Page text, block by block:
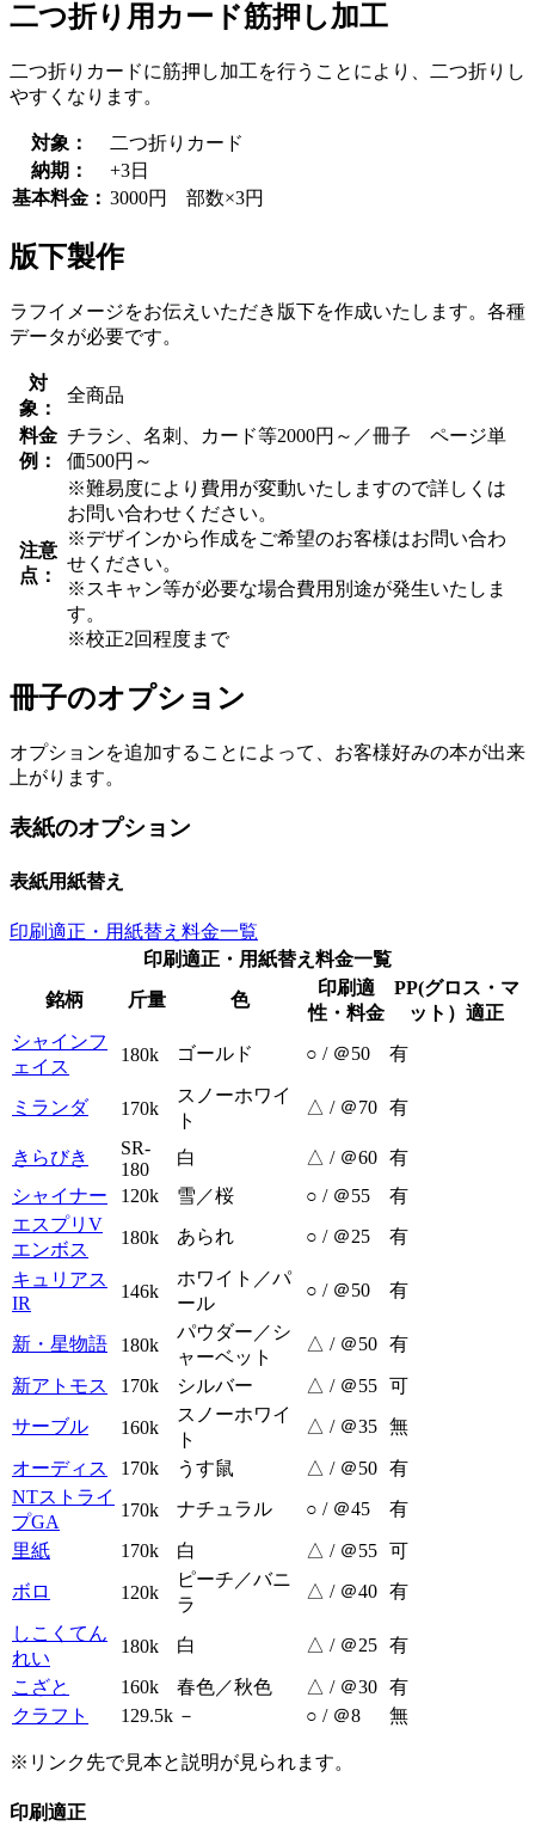
二つ折り用カード筋押し加工
二つ折りカードに筋押し加工を行うことにより、二つ折りし
やすくなります。
対象：
二つ折りカード
納期：
+3日
基本料金： 3000円 部数×3円
版下製作
ラフイメージをお伝えいただき版下を作成いたします。各種
データが必要です。
対
象：
全商品
料金
例：
チラシ、名刺、カード等2000円～／冊子 ページ単
価500円～
注意
点：
※難易度により費用が変動いたしますので詳しくは
お問い合わせください。
※デザインから作成をご希望のお客様はお問い合わ
せください。
※スキャン等が必要な場合費用別途が発生いたしま
す。
※校正2回程度まで
冊子のオプション
オプションを追加することによって、お客様好みの本が出来
上がります。
表紙のオプション
表紙用紙替え
印刷適正・用紙替え料金一覧
印刷適正・用紙替え料金一覧
銘柄
斤量 色
印刷適
性・料金
PP(グロス・マ
ット）適正
シャインフ
ェイス
180k ゴールド ○ / ＠50 有
ミランダ 170k
スノーホワイ
ト
△ / ＠70 有
きらびき
SR-
180
白 △ / ＠60 有
シャイナー
120k 雪／桜 ○ / ＠55
有
エスプリV
エンボス
180k あられ ○ / ＠25 有
キュリアス
IR
146k
ホワイト／パ
ール
○ / ＠50 有
新・星物語 180k
パウダー／シ
ャーベット
△ / ＠50 有
新アトモス 170k シルバー △ / ＠55 可
サーブル
160k
スノーホワイ
ト
△ / ＠35 無
オーディス 170k うす鼠 △ / ＠50 有
NTストライ
プGA
170k ナチュラル ○ / ＠45 有
里紙 170k 白 △ / ＠55 可
ボロ
120k
ピーチ／バニ
ラ
△ / ＠40 有
しこくてん
れい
180k 白 △ / ＠25 有
こざと 160k 春色／秋色 △ / ＠30 有
クラフト
129.5k － ○ / ＠8 無
※リンク先で見本と説明が見られます。
印刷適正